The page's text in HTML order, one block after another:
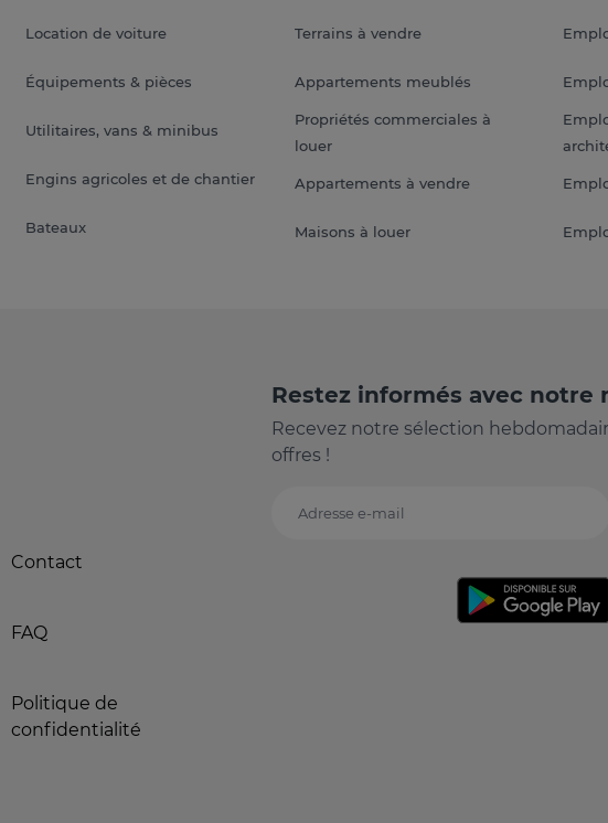
Location de voiture
Équipements & pièces
Utilitaires, vans & minibus
Engins agricoles et de chantier
Bateaux
Terrains à vendre
Appartements meublés
Propriétés commerciales à
louer
Appartements à vendre
Maisons à louer
Contact
FAQ
Politique de
confidentialité
Restez informés avec notre
Recevez notre sélection
offres !
Adresse e-mail